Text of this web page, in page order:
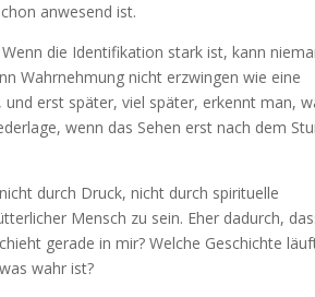
anwesend ist.
die Identifikation stark ist, kann
Wahrnehmung nicht erzwingen wie eine
erst später, viel später, erkennt man,
wenn das Sehen erst nach dem
durch Druck, nicht durch spirituelle
Mensch zu sein. Eher dadurch,
gerade in mir? Welche Geschichte
wahr ist?